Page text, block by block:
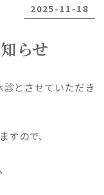
2025-11-18
らせ
診とさせていただき
ので、